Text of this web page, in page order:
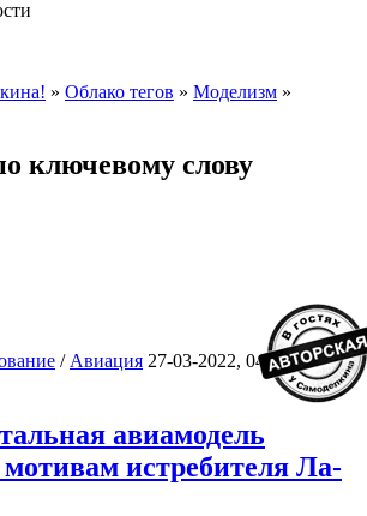
» Облако тегов » Моделизм »
ключевому слову
/ Авиация 27-03-2022, 04:24 6
авиамодель
мотивам истребителя Ла-